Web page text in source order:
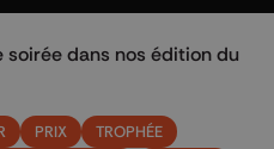
dans nos édition du
PRIX
TROPHÉE